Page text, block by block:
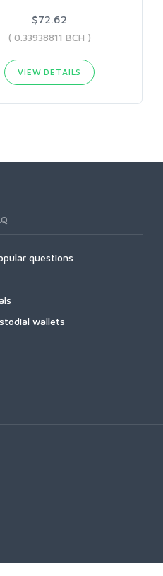
$72.62
( 0.33938811 BCH )
VIEW DETAILS
questions
wallets